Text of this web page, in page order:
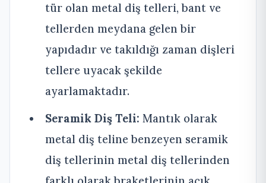
tür olan metal diş telleri, bant ve
tellerden meydana gelen bir
yapıdadır ve takıldığı zaman dişleri
tellere uyacak şekilde
ayarlamaktadır.
Seramik Diş Teli: Mantık olarak
metal diş teline benzeyen seramik
diş tellerinin metal diş tellerinden